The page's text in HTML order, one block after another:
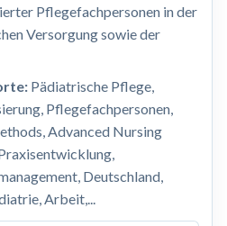
Pflegefachpersonen in der
Versorgung sowie der
Pädiatrische Pflege,
Pflegefachpersonen,
Advanced Nursing
Deutschland,
Arbeit,...